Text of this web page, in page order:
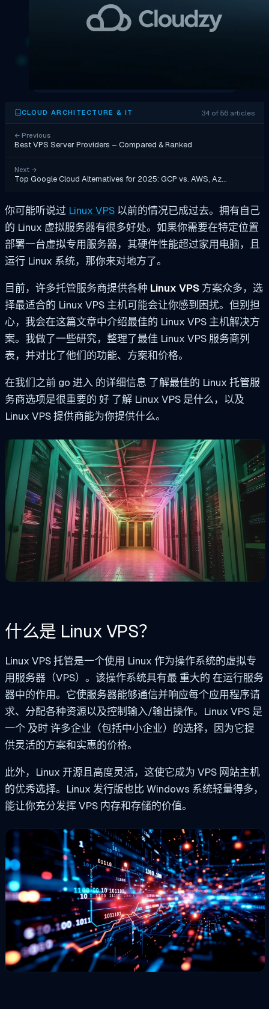
CLOUD ARCHITECTURE & IT 34 of 56 articles
← Previous
Best VPS Server Providers – Compared & Ranked
Next →
Top Google Cloud Alternatives for 2025: GCP vs. AWS, Az…
你可能听说过 Linux VPS 以前的情况已成过去。拥有自己
的 Linux 虚拟服务器有很多好处。如果你需要在特定位置
部署一台虚拟专用服务器，其硬件性能超过家用电脑，且
运行 Linux 系统，那你来对地方了。
目前，许多托管服务商提供各种 Linux VPS 方案众多，选
择最适合的 Linux VPS 主机可能会让你感到困扰。但别担
心，我会在这篇文章中介绍最佳的 Linux VPS 主机解决方
案。我做了一些研究，整理了最佳 Linux VPS 服务商列
表，并对比了他们的功能、方案和价格。
在我们之前 go 进入 的详细信息 了解最佳的 Linux 托管服
务商选项是很重要的 好 了解 Linux VPS 是什么，以及
Linux VPS 提供商能为你提供什么。
什么是 Linux VPS？
Linux VPS 托管是一个使用 Linux 作为操作系统的虚拟专
用服务器（VPS）。该操作系统具有最 重大的 在运行服务
器中的作用。它使服务器能够通信并响应每个应用程序请
求、分配各种资源以及控制输入/输出操作。Linux VPS 是
一个 及时许多企业（包括中小企业）的选择，因为它提
供灵活的方案和实惠的价格。
此外，Linux 开源且高度灵活，这使它成为 VPS 网站主机
的优秀选择。Linux 发行版也比 Windows 系统轻量得多，
能让你充分发挥 VPS 内存和存储的价值。